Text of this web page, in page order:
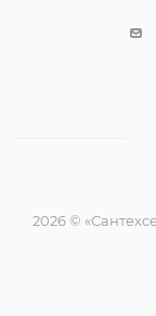
2026 ©